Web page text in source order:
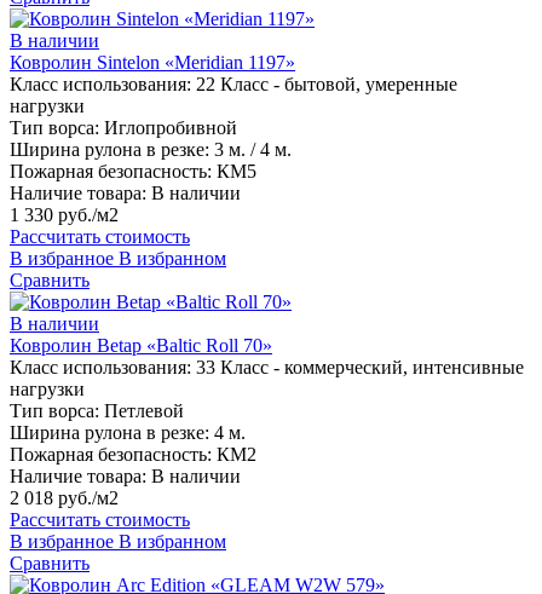
В наличии
Ковролин Sintelon «Meridian 1197»
Класс использования: 22 Класс - бытовой, умеренные
нагрузки
Тип ворса: Иглопробивной
Ширина рулона в резке: 3 м. / 4 м.
Пожарная безопасность: КМ5
Наличие товара: В наличии
1 330 руб./м2
Рассчитать стоимость
В избранное В избранном
Сравнить
В наличии
Ковролин Betap «Baltic Roll 70»
Класс использования: 33 Класс - коммерческий, интенсивные
нагрузки
Тип ворса: Петлевой
Ширина рулона в резке: 4 м.
Пожарная безопасность: КМ2
Наличие товара: В наличии
2 018 руб./м2
Рассчитать стоимость
В избранное В избранном
Сравнить